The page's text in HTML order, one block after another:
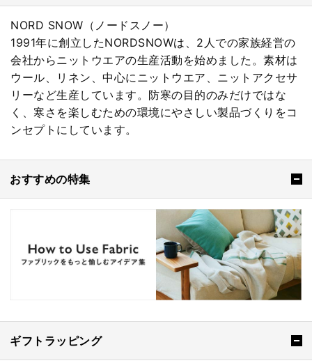
NORD SNOW（ノードスノー）
1991年に創立したNORDSNOWは、2人での家族経営の
会社からニットウエアの生産活動を始めました。素材は
ウール、リネン、中心にニットウエア、ニットアクセサ
リーなど生産しています。防寒の目的のみだけではな
く、寒さを楽しむための環境にやさしい製品づくりをコ
ンセプトにしています。
おすすめの特集
ギフトラッピング